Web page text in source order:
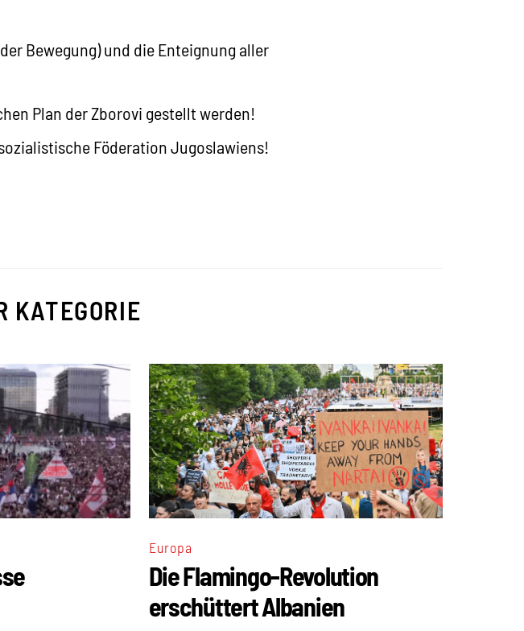
Bewegung) und die Enteignung aller
Plan der Zborovi gestellt werden!
Föderation Jugoslawiens!
KATEGORIE
Europa
Die Flamingo-Revolution
erschüttert Albanien